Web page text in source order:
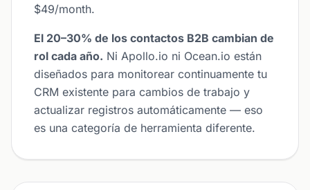
$49/month.
El 20–30% de los contactos B2B cambian de
rol cada año. Ni Apollo.io ni Ocean.io están
diseñados para monitorear continuamente tu
CRM existente para cambios de trabajo y
actualizar registros automáticamente — eso
es una categoría de herramienta diferente.